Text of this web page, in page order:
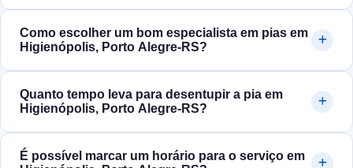
Como escolher um bom especialista em pias em
Higienópolis, Porto Alegre‑RS?
Quanto tempo leva para desentupir a pia em
Higienópolis, Porto Alegre‑RS?
É possível marcar um horário para o serviço em